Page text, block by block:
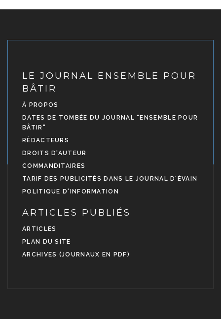
LE JOURNAL ENSEMBLE POUR
BÂTIR
À PROPOS
DATES DE TOMBÉE DU JOURNAL "ENSEMBLE POUR
BÂTIR"
RÉDACTEURS
DROITS D'AUTEUR
COMMANDITAIRES
TARIF DES PUBLICITÉS DANS LE JOURNAL D'ÉVAIN
POLITIQUE D'INFORMATION
ARTICLES PUBLIÉS
ARTICLES
PLAN DU SITE
ARCHIVES (JOURNAUX EN PDF)